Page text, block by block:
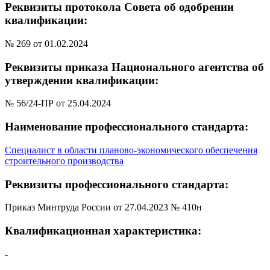
Реквизиты протокола Совета об одобрении
квалификации:
№ 269 от 01.02.2024
Реквизиты приказа Национального агентства об
утверждении квалификации:
№ 56/24-ПР от 25.04.2024
Наименование профессионального стандарта:
Специалист в области планово-экономического обеспечения
строительного производства
Реквизиты профессионального стандарта:
Приказ Минтруда России от 27.04.2023 № 410н
Квалификационная характеристика:
-